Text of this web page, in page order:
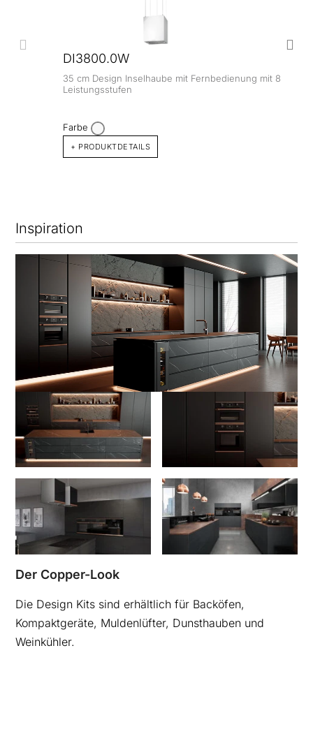
DI3800.0W
35 cm Design Inselhaube mit Fernbedienung mit 8
Leistungsstufen
Farbe
+ PRODUKTDETAILS
Inspiration
Der Copper-Look
Die Design Kits sind erhältlich für Backöfen,
Kompaktgeräte, Muldenlüfter, Dunsthauben und
Weinkühler.